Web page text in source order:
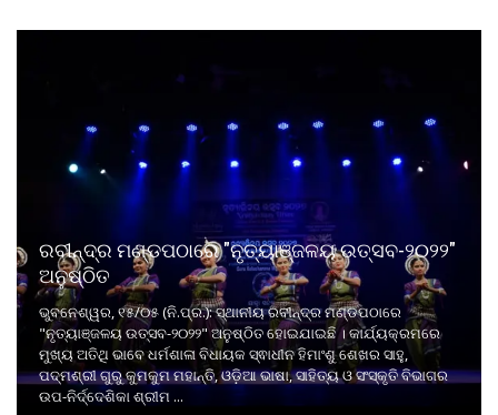
ରବୀନ୍ଦ୍ର ମଣ୍ଡପଠାରେ "ନୃତ୍ୟାଞ୍ଜଳୟ ଉତ୍ସବ-୨୦୨୨"
ଅନୁଷ୍ଠିତ
ଭୁବନେଶ୍ୱର, ୧୫/୦୫ (ନି.ପ୍ର.): ସ୍ଥାନୀୟ ରବୀନ୍ଦ୍ର ମଣ୍ଡପଠାରେ
"ନୃତ୍ୟାଞ୍ଜଳୟ ଉତ୍ସବ-୨୦୨୨" ଅନୁଷ୍ଠିତ ହୋଇଯାଇଛି । କାର୍ଯ୍ୟକ୍ରମରେ
ମୁଖ୍ୟ ଅତିଥି ଭାବେ ଧର୍ମଶାଳା ବିଧାୟକ ସ୍ଵାଧୀନ ହିମାଂଶୁ ଶେଖର ସାହୁ,
ପଦ୍ମଶ୍ରୀ ଗୁରୁ କୁମକୁମ ମହାନ୍ତି, ଓଡ଼ିଆ ଭାଷା, ସାହିତ୍ୟ ଓ ସଂସ୍କୃତି ବିଭାଗର
ଉପ-ନିର୍ଦ୍ଦେଶିକା ଶ୍ରୀମ ...